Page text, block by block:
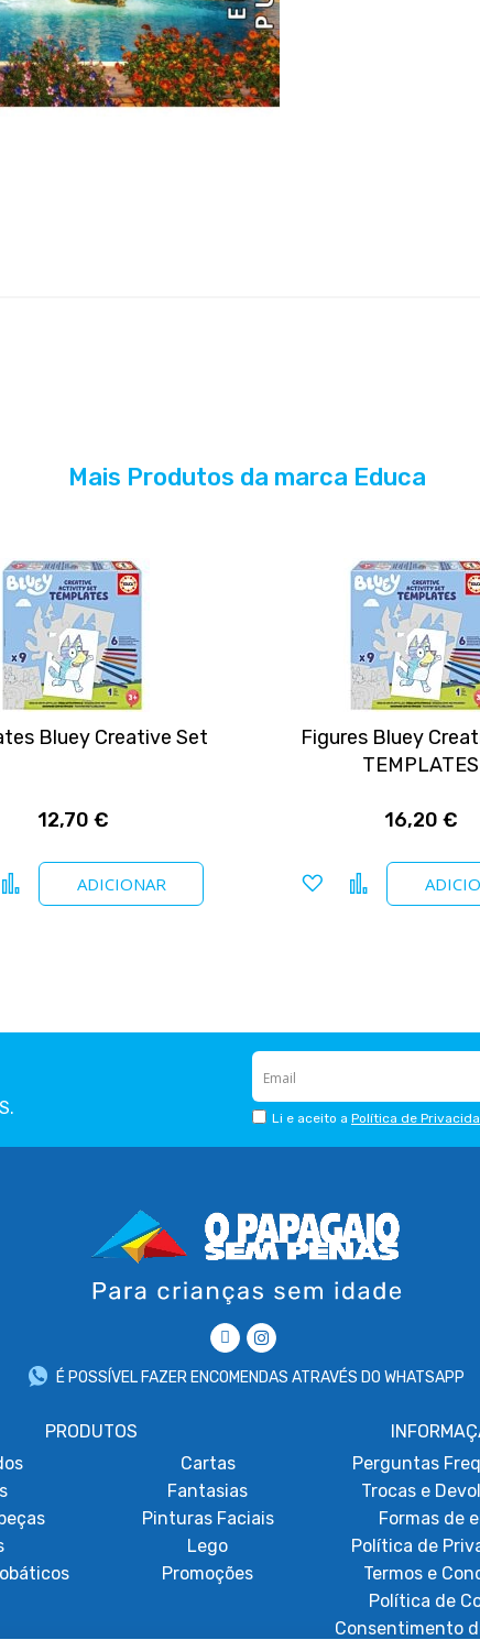
Mais Produtos da marca Educa
Bluey Creative Set
12,70 €
ADICIONAR
a favoritos
Comparar
Figures Bluey
TEMPLATES
16,20 €
Adicionar a favoritos
Comparar
Li e aceito a Política de
É POSSÍVEL FAZER ENCOMENDAS ATRAVÉS DO WHATSAPP
PRODUTOS
Cartas
Fantasias
Pinturas Faciais
Lego
Promoções
Perguntas
Trocas e
Formas de
Política de
Termos e
Política de
Consentimento